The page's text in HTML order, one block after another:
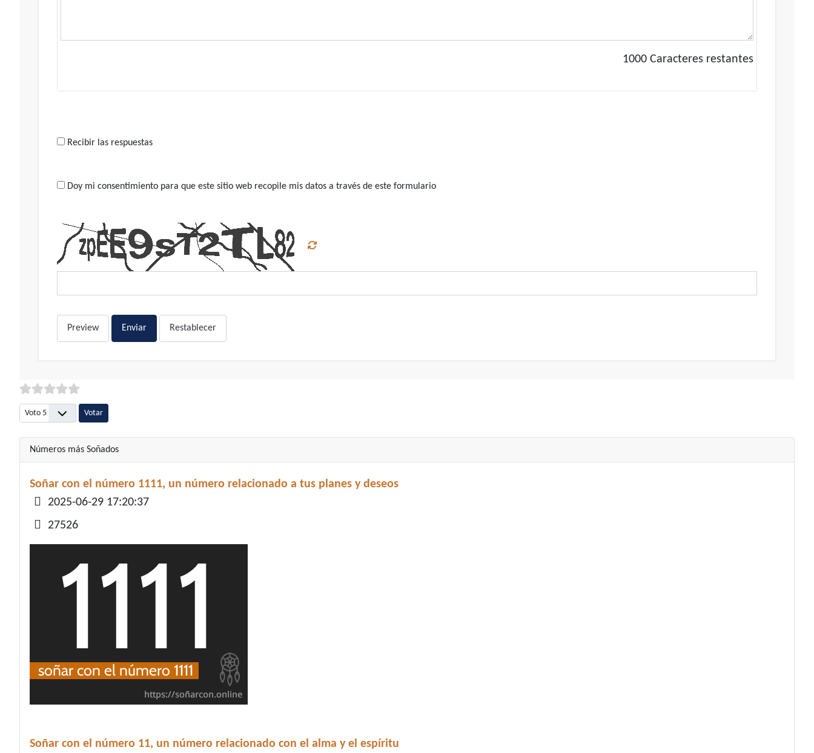
1000 Caracteres restantes
Recibir las respuestas
Doy mi consentimiento para que este sitio web recopile mis datos a través de este formulario
Preview Enviar Restablecer
Por favor, vote
Números más Soñados
Soñar con el número 1111, un número relacionado a tus planes y deseos
Detalles
2025-06-29 17:20:37
27526
Soñar con el número 11, un número relacionado con el alma y el espíritu